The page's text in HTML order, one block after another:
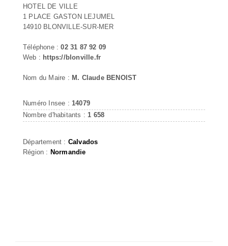
HOTEL DE VILLE
1 PLACE GASTON LEJUMEL
14910 BLONVILLE-SUR-MER
Téléphone :02 31 87 92 09
Web : https://blonville.fr
Nom du Maire : M. Claude BENOIST
Numéro Insee : 14079
Nombre d'habitants : 1 658
Département : Calvados
Région : Normandie